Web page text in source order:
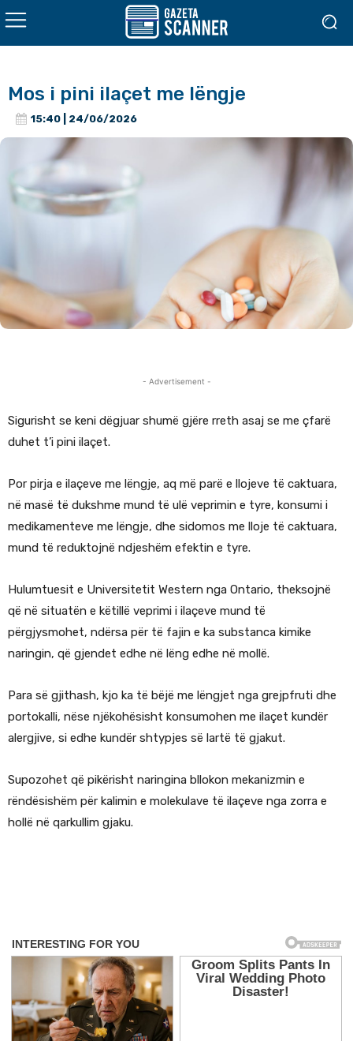
Mos i pini ilaçet me lëngje
15:40 | 24/06/2026
- Advertisement -
Sigurisht se keni dëgjuar shumë gjëre rreth asaj se me çfarë
duhet t’i pini ilaçet.
Por pirja e ilaçeve me lëngje, aq më parë e llojeve të caktuara,
në masë të dukshme mund të ulë veprimin e tyre, konsumi i
medikamenteve me lëngje, dhe sidomos me lloje të caktuara,
mund të reduktojnë ndjeshëm efektin e tyre.
Hulumtuesit e Universitetit Western nga Ontario, theksojnë
që në situatën e këtillë veprimi i ilaçeve mund të
përgjysmohet, ndërsa për të fajin e ka substanca kimike
naringin, që gjendet edhe në lëng edhe në mollë.
Para së gjithash, kjo ka të bëjë me lëngjet nga grejpfruti dhe
portokalli, nëse njëkohësisht konsumohen me ilaçet kundër
alergjive, si edhe kundër shtypjes së lartë të gjakut.
Supozohet që pikërisht naringina bllokon mekanizmin e
rëndësishëm për kalimin e molekulave të ilaçeve nga zorra e
hollë në qarkullim gjaku.